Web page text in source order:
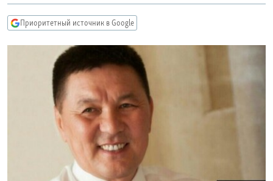
Вернутся
КАВКАЗ.РЕАЛИИ
СИБИРЬ.РЕАЛИИ
РАСПИСАНИЕ ВЕЩАНИЯ
ПОДПИШИТЕСЬ НА РАССЫЛКУ
СОЦИАЛЬНЫЕ СЕТИ
Приоритетный источник в Google